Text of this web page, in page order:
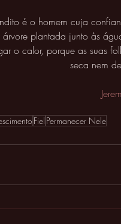
é o homem cuja
árvore plantada junto às
o calor, porque as suas
seca nem
Fiel Permanecer Nele